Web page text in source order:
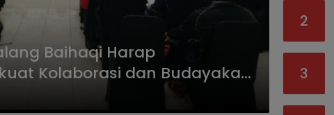
Baihaqi Harap
Kolaborasi dan Budayakan
2
3